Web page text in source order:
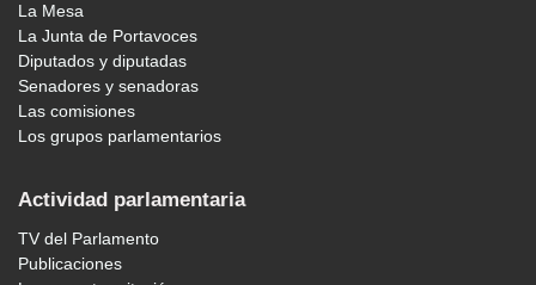
La Mesa
La Junta de Portavoces
Diputados y diputadas
Senadores y senadoras
Las comisiones
Los grupos parlamentarios
Actividad parlamentaria
TV del Parlamento
Publicaciones